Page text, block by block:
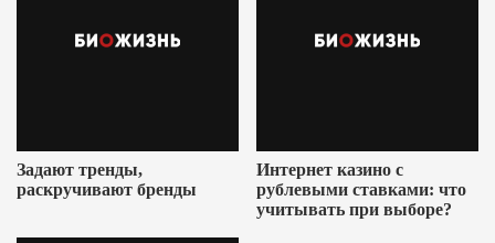
Задают тренды,
раскручивают бренды
Интернет казино с
рублевыми ставками: что
учитывать при выборе?